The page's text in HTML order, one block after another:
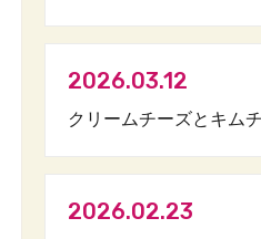
2026.03.12
クリームチーズとキム
2026.02.23